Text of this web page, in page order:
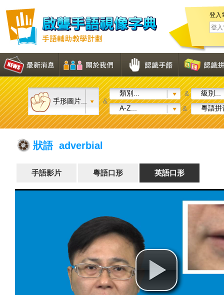
登入
手形圖片... &
類別... &
級別...
A-Z...
& 粵語拼
狀語 adverbial
手語影片 粵語口形 英語口形